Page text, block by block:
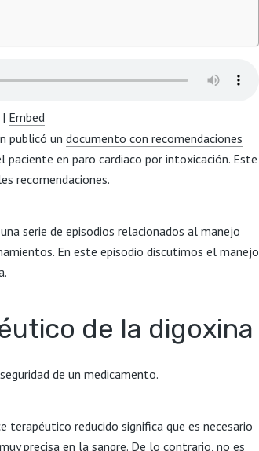
| Embed
publicó un documento con recomendaciones
paciente en paro cardiaco por intoxicación. Este
recomendaciones.
serie de episodios relacionados al manejo
En este episodio discutimos el manejo
de la digoxina
de un medicamento.
terapéutico reducido significa que es necesario
precisa en la sangre. De lo contrario, no es